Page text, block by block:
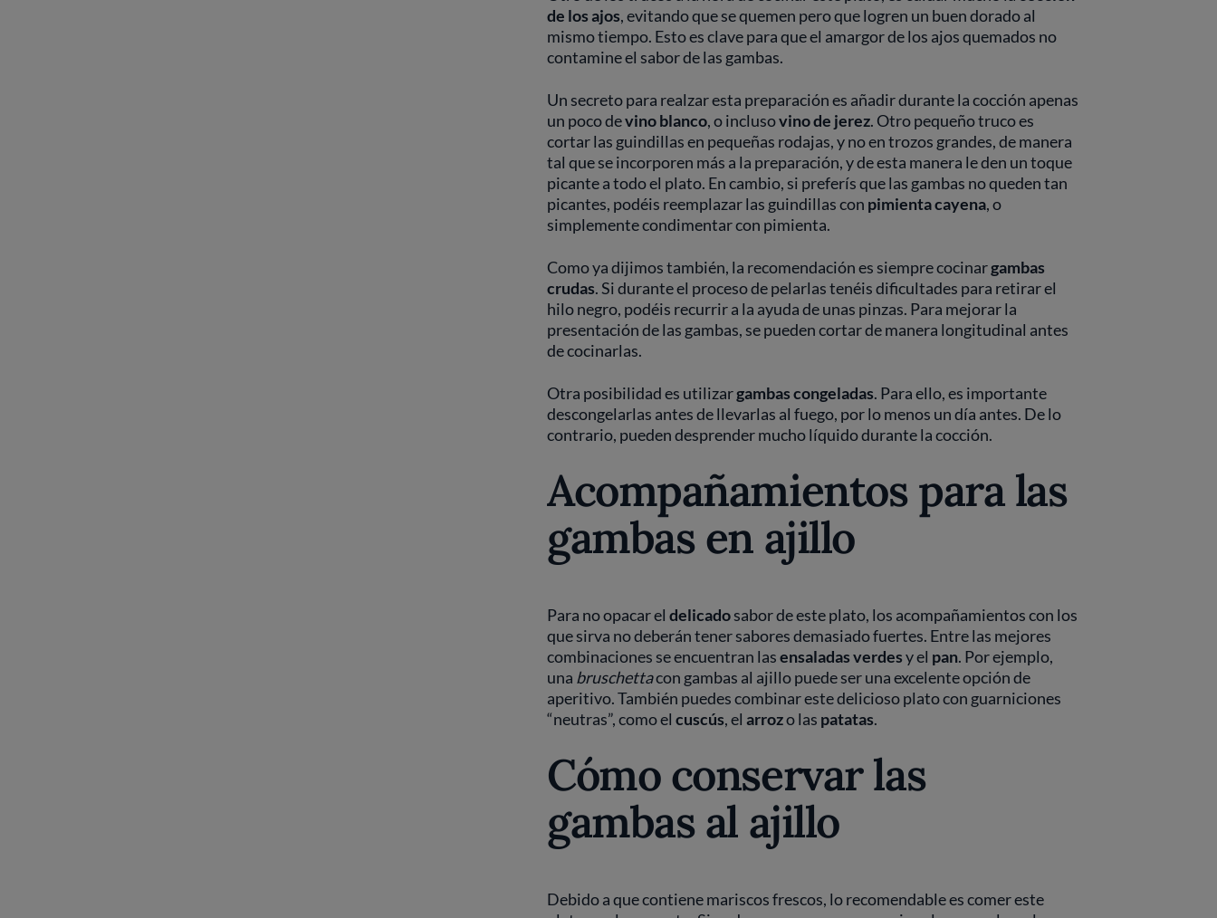
de los ajos, evitando que se quemen pero que logren un buen dorado al
mismo tiempo. Esto es clave para que el amargor de los ajos quemados no
contamine el sabor de las gambas.
Un secreto para realzar esta preparación es añadir durante la cocción apenas
un poco devino blanco, o inclusovino de jerez. Otro pequeño truco es
cortar las guindillas en pequeñas rodajas, y no en trozos grandes, de manera
tal que se incorporen más a la preparación, y de esta manera le den un toque
picante a todo el plato. En cambio, si preferís que las gambas no queden tan
picantes, podéis reemplazar las guindillas con pimienta cayena, o
simplemente condimentar con pimienta.
Como ya dijimos también, la recomendación es siempre cocinargambas
crudas. Si durante el proceso de pelarlas tenéis dificultades para retirar el
hilo negro, podéis recurrir a la ayuda de unas pinzas. Para mejorar la
presentación de las gambas, se pueden cortar de manera longitudinal antes
de cocinarlas.
Otra posibilidad es utilizargambas congeladas. Para ello, es importante
descongelarlas antes de llevarlas al fuego, por lo menos un día antes. De lo
contrario, pueden desprender mucho líquido durante la cocción.
Acompañamientos para las
gambas en ajillo
Para no opacar el delicadosabor de este plato, los acompañamientos con los
que sirva no deberán tener sabores demasiado fuertes. Entre las mejores
combinaciones se encuentran lasensaladas verdesy el pan. Por ejemplo,
una bruschettacon gambas al ajillo puede ser una excelente opción de
aperitivo. También puedes combinar este delicioso plato con guarniciones
“neutras”, como el cuscús, el arrozo las patatas.
Cómo conservar las
gambas al ajillo
Debido a que contiene mariscos frescos, lo recomendable es comer este